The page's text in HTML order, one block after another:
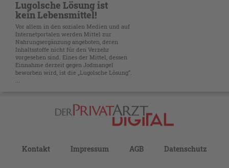
Lugolsche Lösung ist
kein Lebensmittel!
Vor allem in den sozialen Medien und auf
Internetportalen werden Mittel zur
Nahrungsergänzung angeboten, deren
Inhaltsstoffe nicht für den Verzehr
vorgesehen sind. Eines der Mittel, dessen
Einnahme derzeit gegen Jodmangel
beworben wird, ist die „Lugolsche Lösung“.
Kontakt Impressum AGB Datenschutz